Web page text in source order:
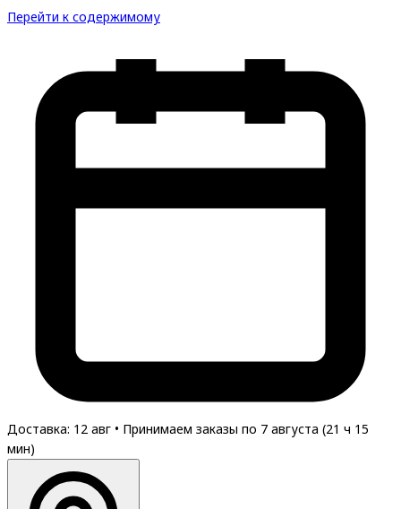
Перейти к содержимому
Доставка: 12 авг • Принимаем заказы по 7 августа (21 ч 15
мин)